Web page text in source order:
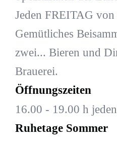
Jeden FREITAG
Gemütliches
zwei... Bieren und
Brauerei.
Öffnungszeiten
16.00 - 19.00 h
Ruhetage Sommer